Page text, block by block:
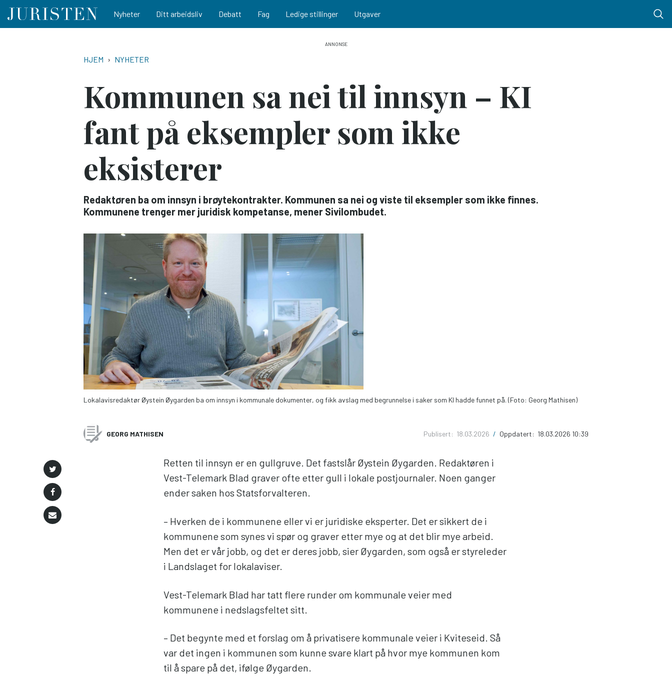
Main navigation
Nyheter Ditt arbeidsliv Debatt Fag Ledige stillinger Utgaver
NAVIGASJONSSTI
HJEM NYHETER
Kommunen sa nei til innsyn – KI
fant på eksempler som ikke
eksisterer
Redaktøren ba om innsyn i brøytekontrakter. Kommunen sa nei og viste til eksempler som ikke finnes.
Kommunene trenger mer juridisk kompetanse, mener Sivilombudet.
Lokalavisredaktør Øystein Øygarden ba om innsyn i kommunale dokumenter, og fikk avslag med begrunnelse i saker som KI hadde funnet på. (Foto: Georg Mathisen)
GEORG MATHISEN Publisert: 18.03.2026 / Oppdatert: 18.03.2026 10:39
Retten til innsyn er en gullgruve. Det fastslår Øystein Øygarden. Redaktøren i
Vest-Telemark Blad graver ofte etter gull i lokale postjournaler. Noen ganger
ender saken hos Statsforvalteren.
– Hverken de i kommunene eller vi er juridiske eksperter. Det er sikkert de i
kommunene som synes vi spør og graver etter mye og at det blir mye arbeid.
Men det er vår jobb, og det er deres jobb, sier Øygarden, som også er styreleder
i Landslaget for lokalaviser.
Vest-Telemark Blad har tatt flere runder om kommunale veier med
kommunene i nedslagsfeltet sitt.
– Det begynte med et forslag om å privatisere kommunale veier i Kviteseid. Så
var det ingen i kommunen som kunne svare klart på hvor mye kommunen kom
til å spare på det, ifølge Øygarden.